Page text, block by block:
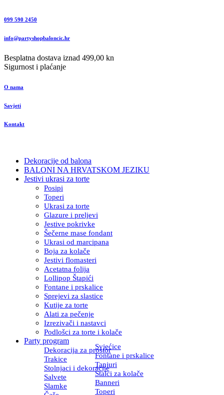
099 590 2450
info@partyshopbaloncic.hr
Besplatna dostava iznad 499,00 kn
Sigurnost i plaćanje
O nama
Savjeti
Kontakt
Dekoracije od balona
BALONI NA HRVATSKOM JEZIKU
Jestivi ukrasi za torte
Posipi
Toperi
Ukrasi za torte
Glazure i preljevi
Jestive pokrivke
Šečerne mase fondant
Ukrasi od marcipana
Boja za kolače
Jestivi flomasteri
Acetatna folija
Lollipop Štapići
Fontane i prskalice
Sprejevi za slastice
Kutije za torte
Alati za pečenje
Izrezivači i nastavci
Podlošci za torte i kolače
Party program
Dekoracija za prostor
Svjećice
Trakice
Fontane i prskalice
Stolnjaci i dekoracije
Tanjuri
Salvete
Stalci za kolače
Slamke
Banneri
Toperi